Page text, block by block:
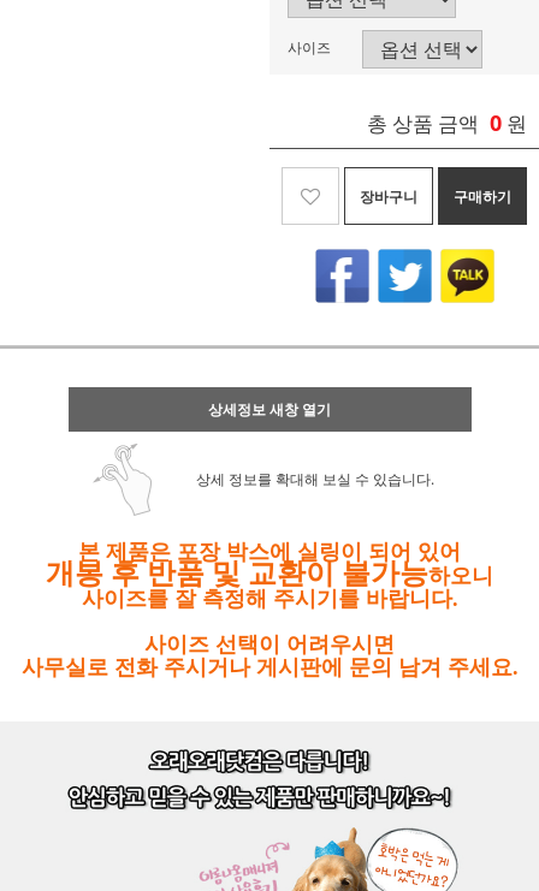
사이즈
총 상품 금액 0 원
장바구니 구매하기
상세정보 새창 열기
상세 정보를 확대해 보실 수 있습니다.
본 제품은 포장 박스에 실링이 되어 있어
개봉 후 반품 및 교환이 불가능하오니
사이즈를 잘 측정해 주시기를 바랍니다.
사이즈 선택이 어려우시면
사무실로 전화 주시거나 게시판에 문의 남겨 주세요.